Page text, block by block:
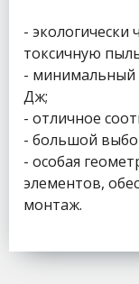
-
токсичную
- минимальный
Дж;
- отличное
- большой
- особая
элементов,
монтаж.